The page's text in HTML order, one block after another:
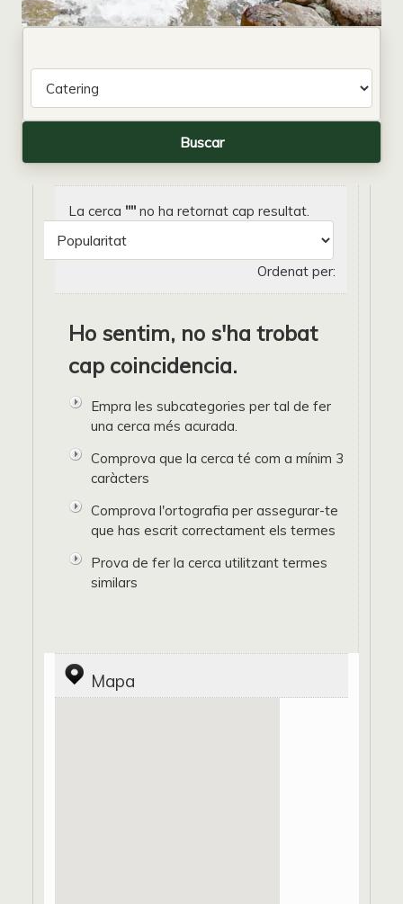
La cerca "" no ha retornat cap resultat.
Ordenat per:
Ho sentim, no s'ha trobat
cap coincidencia.
Empra les subcategories per tal de fer
una cerca més acurada.
Comprova que la cerca té com a mínim 3
caràcters
Comprova l'ortografia per assegurar-te
que has escrit correctament els termes
Prova de fer la cerca utilitzant termes
similars
Mapa